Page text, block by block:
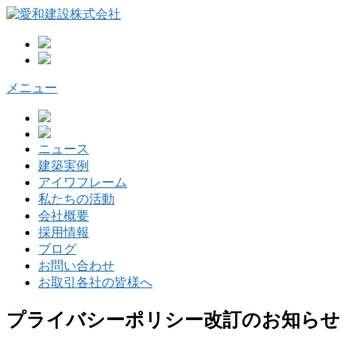
コ
へ
メニュー
ニュース
建築実例
アイワフレーム
私たちの活動
会社概要
採用情報
ブログ
お問い合わせ
お取引各社の皆様へ
プライバシーポリシー改訂のお知らせ